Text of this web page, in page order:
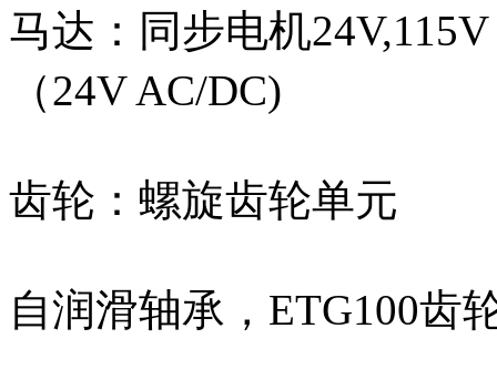
马达：同步电机
（24V AC/DC)
齿轮：螺旋齿轮单元
自润滑轴承，ETG100齿